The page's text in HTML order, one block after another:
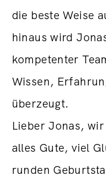
die beste Weise
hinaus wird
kompetenter
Wissen,
überzeugt.
Lieber Jonas,
alles Gute, viel
runden